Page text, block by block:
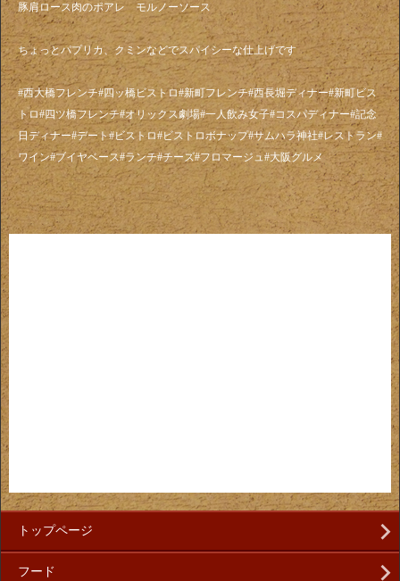
豚肩ロース肉のポアレ モルノーソース
ちょっとパプリカ、クミンなどでスパイシーな仕上げです
#西大橋フレンチ#四ッ橋ビストロ#新町フレンチ#西長堀ディナー#新町ビス
トロ#四ツ橋フレンチ#オリックス劇場#一人飲み女子#コスパディナー#記念
日ディナー#デート#ビストロ#ビストロボナップ#サムハラ神社#レストラン#
ワイン#ブイヤベース#ランチ#チーズ#フロマージュ#大阪グルメ
トップページ
フード